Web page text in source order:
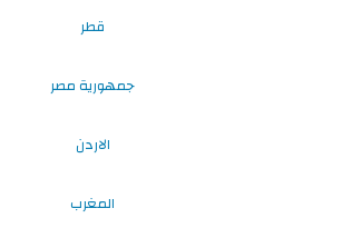
قطر
جمهورية مصر
الاردن
المغرب